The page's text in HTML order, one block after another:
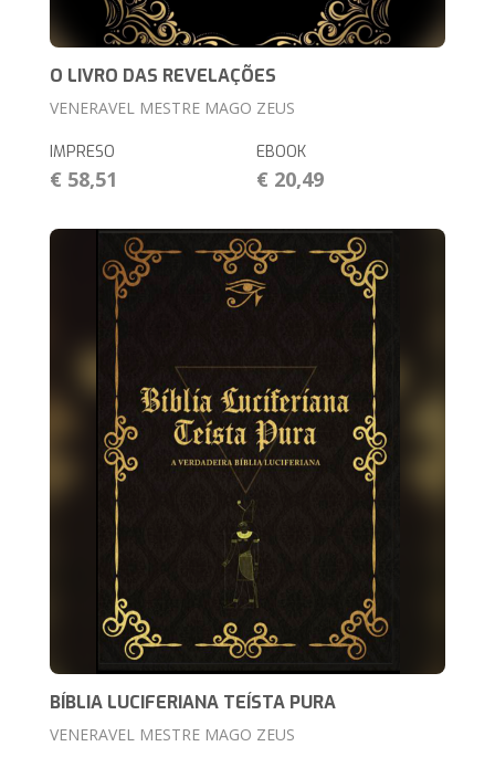
O LIVRO DAS REVELAÇÕES
VENERAVEL MESTRE MAGO ZEUS
IMPRESO
€ 58,51
EBOOK
€ 20,49
BÍBLIA LUCIFERIANA TEÍSTA PURA
VENERAVEL MESTRE MAGO ZEUS